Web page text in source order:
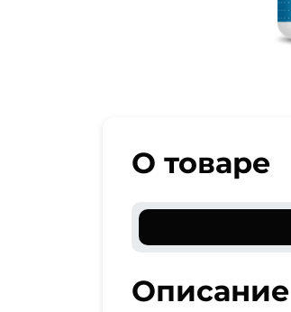
О товаре
Описание